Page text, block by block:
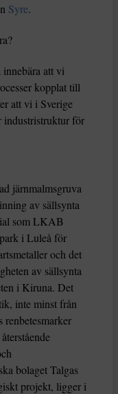
Syre.
att vi
kopplat till
att vi i Sverige
industristruktur för
järnmalmsgruva
av sällsynta
som LKAB
i Luleå för
och det
av sällsynta
i Kiruna. Det
inte minst från
renbetesmarker
bolaget Talgas
projekt, ligger i